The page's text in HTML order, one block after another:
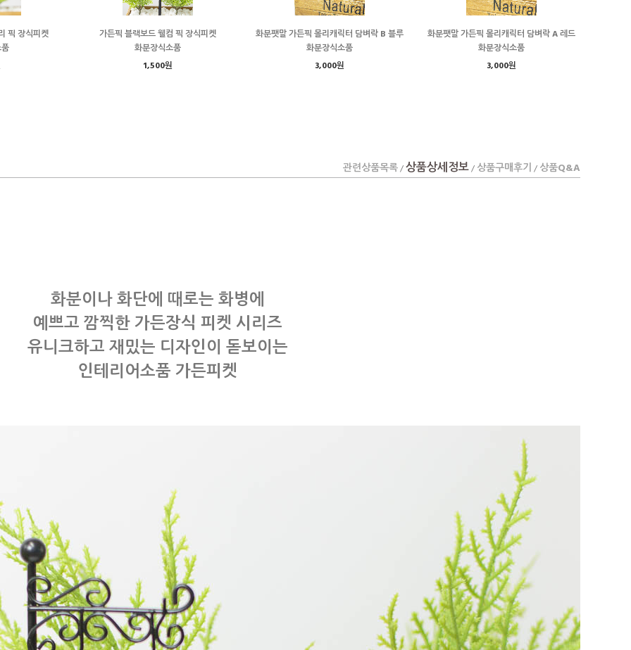
픽 장식피켓
가든픽 블랙보드 웰컴 픽 장식피켓
화분장식소품
1,500원
화분팻말 가든픽 몰리캐릭터 담벼락 B 블루
화분장식소품
3,000원
화분팻말 가든픽 몰리캐릭터 담벼락 A 레드
화분장식소품
3,000원
관련상품목록/상품상세정보/ 상품구매후기 / 상품Q&A
화분이나 화단에 때로는 화병에
예쁘고 깜찍한 가든장식 피켓 시리즈
유니크하고 재밌는 디자인이 돋보이는
인테리어소품 가든피켓